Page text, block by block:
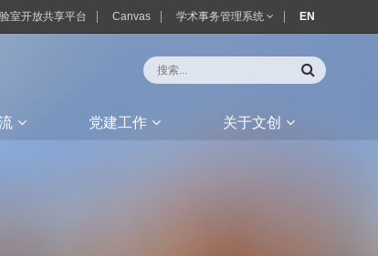
室开放共享平台 Canvas 学术事务管理系统 EN
党建工作 关于文创